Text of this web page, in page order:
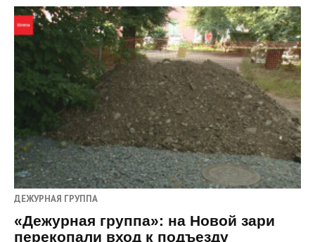
ДЕЖУРНАЯ ГРУППА
«Дежурная группа»: на Новой зари
перекопали вход к подъезду